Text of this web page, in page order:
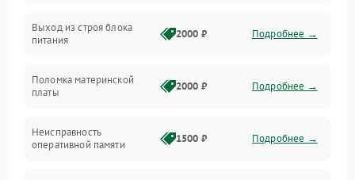
Повреждение корпуса
Повреждение разъёмов (USB, HDMI и др.)
Выход из строя блока
питания
2000 ₽ Подробнее →
Поломка материнской
платы
2000 ₽ Подробнее →
Неисправность
оперативной памяти
1500 ₽ Подробнее →